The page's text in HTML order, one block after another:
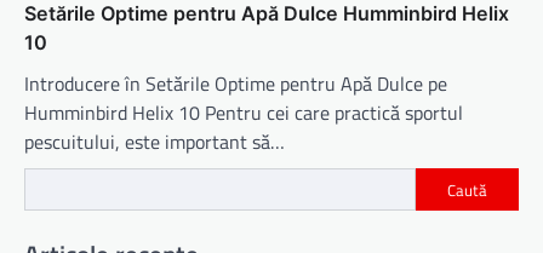
Setările Optime pentru Apă Dulce Humminbird Helix
10
Introducere în Setările Optime pentru Apă Dulce pe
Humminbird Helix 10 Pentru cei care practică sportul
pescuitului, este important să…
Caută